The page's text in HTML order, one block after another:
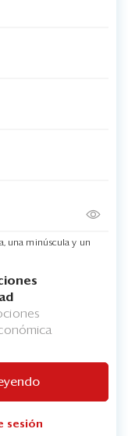
una minúscula y un
sesión